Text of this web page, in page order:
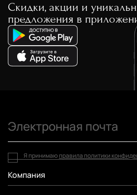
Скидки, акции и
предложения в
Компания
Я принимаю правила политики